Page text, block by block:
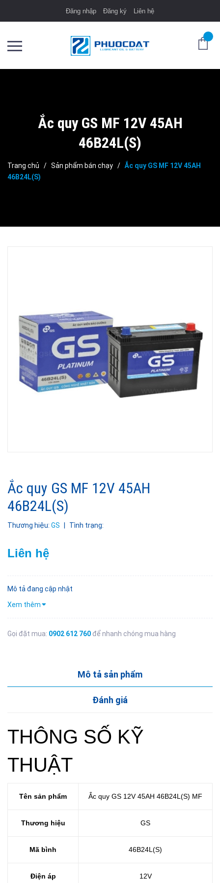
Đăng nhập Đăng ký Liên hệ
Ắc quy GS MF 12V 45AH
46B24L(S)
Trang chủ / Sản phẩm bán chạy / Ắc quy GS MF 12V 45AH
46B24L(S)
Ắc quy GS MF 12V 45AH
46B24L(S)
Thương hiệu: GS Tình trạng:
Liên hệ
Mô tả đang cập nhật
Xem thêm
Gọi đặt mua: 0902 612 760 để nhanh chóng mua hàng
Mô tả sản phẩm
Đánh giá
THÔNG SỐ KỸ
THUẬT
Tên sản phẩm Ắc quy GS 12V 45AH 46B24L(S) MF
Thương hiệu GS
Mã bình 46B24L(S)
Điện áp 12V